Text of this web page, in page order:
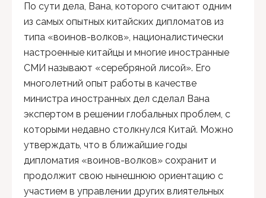
По сути дела, Вана, которого считают одним
из самых опытных китайских дипломатов из
типа «воинов-волков», националистически
настроенные китайцы и многие иностранные
СМИ называют «серебряной лисой». Его
многолетний опыт работы в качестве
министра иностранных дел сделал Вана
экспертом в решении глобальных проблем, с
которыми недавно столкнулся Китай. Можно
утверждать, что в ближайшие годы
дипломатия «воинов-волков» сохранит и
продолжит свою нынешнюю ориентацию с
участием в управлении других влиятельных